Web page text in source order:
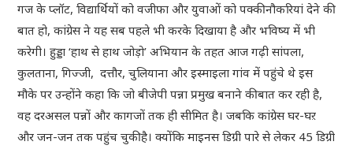
गज के प्लॉट, विद्यार्थियों को वजीफा और युवाओं को पक्की नौकरियां देने की
बात हो, कांग्रेस ने यह सब पहले भी करके दिखाया है और भविष्य में भी
करेगी। हुड्डा ‘हाथ से हाथ जोड़ो’ अभियान के तहत आज गढ़ी सांपला,
कुलताना, गिज्जी, दत्तौर, चुलियाना और इस्माइला गांव में पहुंचे थे इस
मौके पर उन्होंने कहा कि जो बीजेपी पन्ना प्रमुख बनाने की बात कर रही है,
वह दरअसल पन्नों और कागजों तक ही सीमित है। जबकि कांग्रेस घर-घऱ
और जन-जन तक पहुंच चुकी है। क्योंकि माइनस डिग्री पारे से लेकर 45 डिग्री